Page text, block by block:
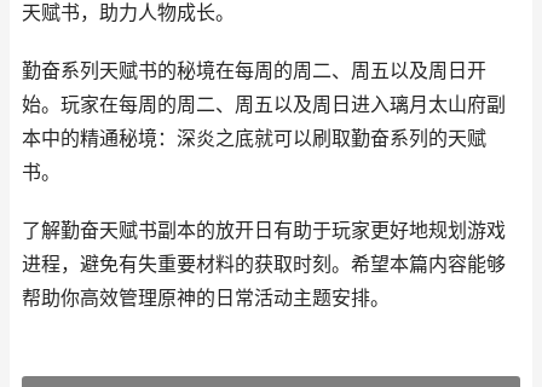
天赋书，助力人物成长。
勤奋系列天赋书的秘境在每周的周二、周五以及周日开
始。玩家在每周的周二、周五以及周日进入璃月太山府副
本中的精通秘境：深炎之底就可以刷取勤奋系列的天赋
书。
了解勤奋天赋书副本的放开日有助于玩家更好地规划游戏
进程，避免有失重要材料的获取时刻。希望本篇内容能够
帮助你高效管理原神的日常活动主题安排。